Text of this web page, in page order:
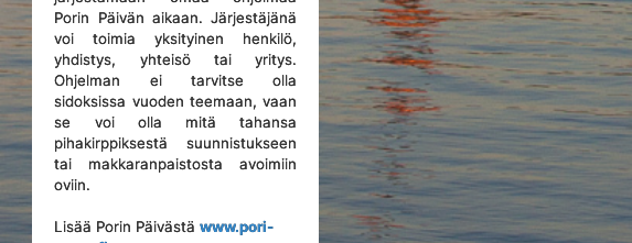
Porin Päivän aikaan. Järjestäjänä
voi toimia yksityinen henkilö,
yhdistys, yhteisö tai yritys.
Ohjelman ei tarvitse olla
sidoksissa vuoden teemaan, vaan
se voi olla mitä tahansa
pihakirppiksestä suunnistukseen
tai makkaranpaistosta avoimiin
oviin.
Lisää Porin Päivästäwww.pori-